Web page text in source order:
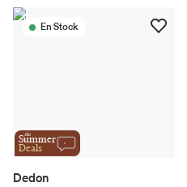
En Stock
the
Summer
Deals
Dedon